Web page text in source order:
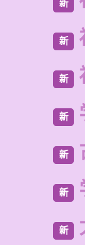
新
新
新
新
新
新
新